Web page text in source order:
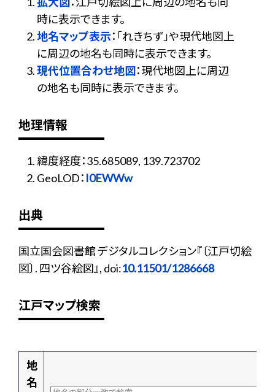
時に表示できます。
地名マップ表示：「れきちず」や現代地図上
に周辺の地名も同時に表示できます。
現代位置合わせ地図：現代地図上に周辺
の地名も同時に表示できます。
地理情報
緯度経度：35.685089, 139.723702
GeoLOD： I0EWWw
出典
国立国会図書館 デジタルコレクション『〔江戸切絵
図〕. 四ツ谷絵図』, doi:10.11501/1286668
江戸マップ検索
地
名